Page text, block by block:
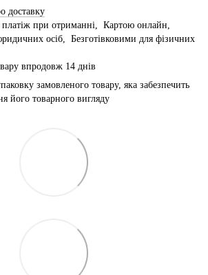
доставку
при отриманні, Картою онлайн,
осіб, Безготівковими для фізичних
впродовж 14 днів
замовленого товару, яка забезпечить
його товарного вигляду